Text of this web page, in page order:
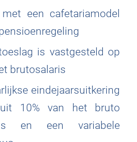
een cafetariamodel
is vastgesteld op
brutosalaris
eindejaarsuitkering
uit 10% van het bruto
en een variabele